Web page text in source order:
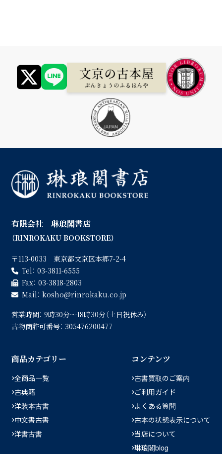
有限会社 琳琅閣書店
（RINROKAKU BOOKSTORE）
〒113-0033 東京都文京区本郷7-2-4
Tel： 03-3811-6555
Fax： 03-3818-2803
Mail： kosho
rinrokaku.co.jp
営業時間： 9時30分〜18時30分（土日祝休み）
古物商許可番号： 305476200477
商品カテゴリー
全商品一覧
古典籍
洋装本古書
中文書古書
洋書古書
コンテンツ
古書買取のご案内
ご利用ガイド
よくある質問
古本の状態表示について
当店について
琳琅閣blog